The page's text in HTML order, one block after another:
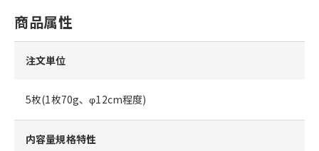
商品属性
注文単位
5枚(1枚70g、φ12cm程度)
内容量規格特性